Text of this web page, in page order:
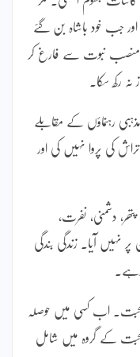
جب خود باشاہ بن گئے
منصب نبوت سے فارغ کر
رکھ سکا۔
رہنماؤں کے مقابلے
کی پروا نہیں کی اور
دشمنی، نفرت،
نہیں آیا۔ زندگی بندگی
اب کسی میں حوصلہ
کے گروہ میں شامل